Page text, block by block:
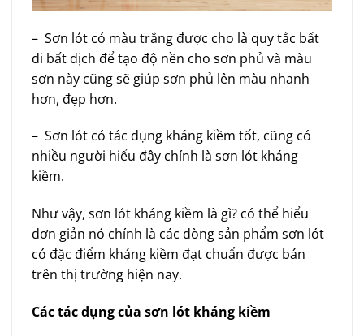
– Sơn lót có màu trắng được cho là quy tắc bất
di bất dịch để tạo độ nền cho sơn phủ và màu
sơn này cũng sẽ giúp sơn phủ lên màu nhanh
hơn, đẹp hơn.
– Sơn lót có tác dụng kháng kiềm tốt, cũng có
nhiều người hiểu đây chính là sơn lót kháng
kiềm.
Như vậy, sơn lót kháng kiềm là gì? có thể hiểu
đơn giản nó chính là các dòng sản phẩm sơn lót
có đặc điểm kháng kiềm đạt chuẩn được bán
trên thị trường hiện nay.
Các tác dụng của sơn lót kháng kiềm